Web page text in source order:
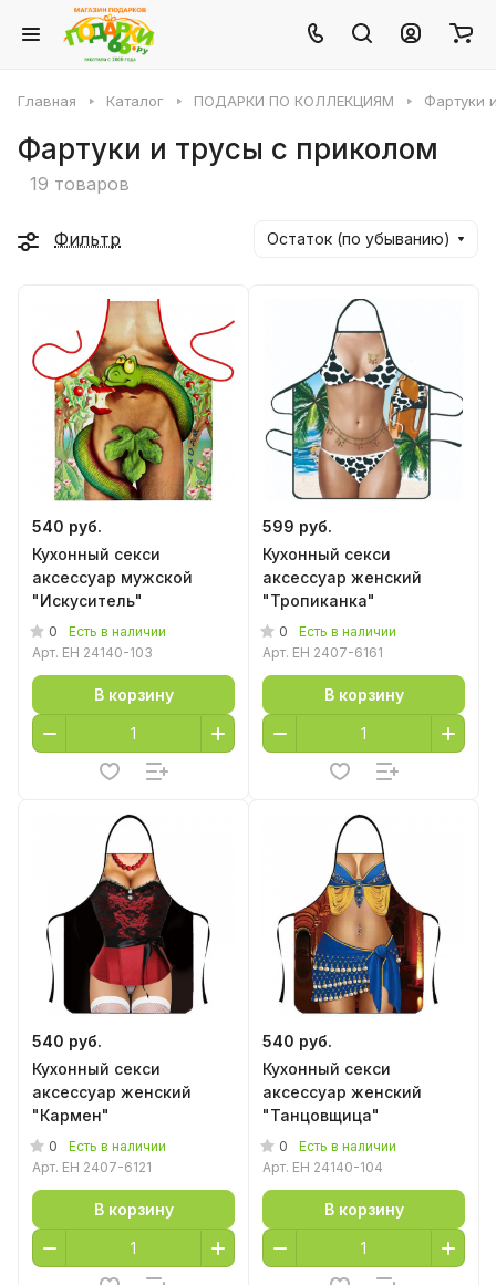
Главная Каталог ПОДАРКИ ПО КОЛЛЕКЦИЯМ Фартуки
Фартуки и трусы с приколом
19 товаров
Фильтр Остаток (по убыванию)
540 руб.
Кухонный секси
аксессуар мужской
"Искуситель"
0
Есть в наличии
Арт. EH 24140-103
В корзину
599 руб.
Кухонный секси
аксессуар женский
"Тропиканка"
0
Есть в наличии
Арт. EH 2407-6161
В корзину
540 руб.
Кухонный секси
аксессуар женский
"Кармен"
0
Есть в наличии
Арт. EH 2407-6121
В корзину
540 руб.
Кухонный секси
аксессуар женский
"Танцовщица"
0
Есть в наличии
Арт. EH 24140-104
В корзину